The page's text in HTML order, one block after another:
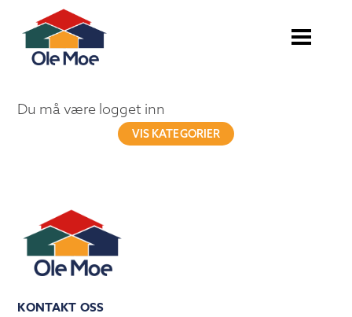
Du må være logget inn
VIS KATEGORIER
KONTAKT OSS